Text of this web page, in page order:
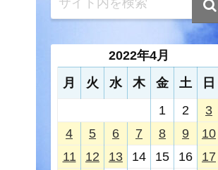
2022年4月
月
火 水 木 金 土
日
1
2
3
4
5 6 7 8 9
10
11
12 13 14 15 16
17